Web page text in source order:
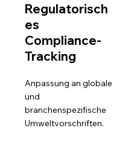
Regulatorisch
es
Compliance-
Tracking
Anpassung an globale
und
branchenspezifische
Umweltvorschriften.